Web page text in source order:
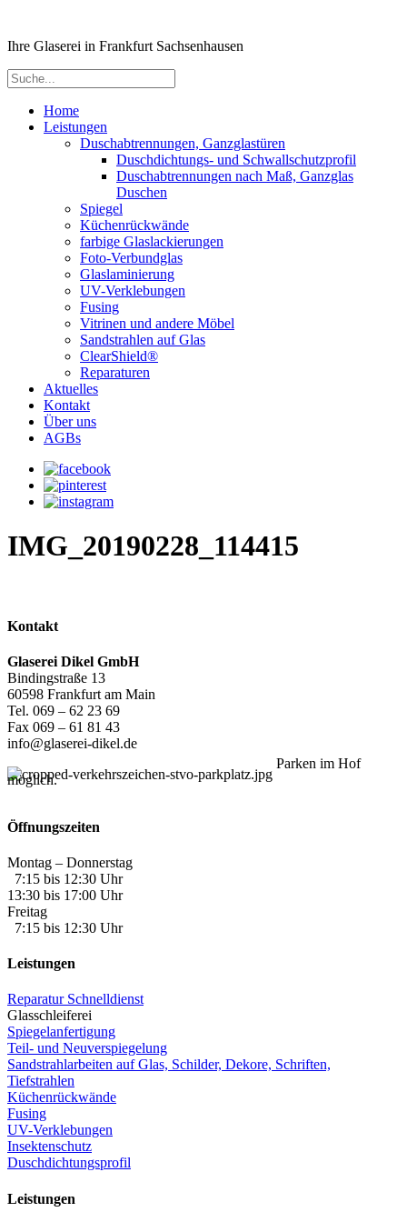
Ihre Glaserei in Frankfurt Sachsenhausen
Home
Leistungen
Duschabtrennungen, Ganzglastüren
Duschdichtungs- und Schwallschutzprofil
Duschabtrennungen nach Maß, Ganzglas
Duschen
Spiegel
Küchenrückwände
farbige Glaslackierungen
Foto-Verbundglas
Glaslaminierung
UV-Verklebungen
Fusing
Vitrinen und andere Möbel
Sandstrahlen auf Glas
ClearShield®
Reparaturen
Aktuelles
Kontakt
Über uns
AGBs
IMG_20190228_114415
Kontakt
Glaserei Dikel GmbH
Bindingstraße 13
60598 Frankfurt am Main
Tel. 069 – 62 23 69
Fax 069 – 61 81 43
info@glaserei-dikel.de
Parken im Hof
möglich.
Öffnungszeiten
Montag – Donnerstag
7:15 bis 12:30 Uhr
13:30 bis 17:00 Uhr
Freitag
7:15 bis 12:30 Uhr
Leistungen
Reparatur Schnelldienst
Glasschleiferei
Spiegelanfertigung
Teil- und Neuverspiegelung
Sandstrahlarbeiten auf Glas, Schilder, Dekore, Schriften,
Tiefstrahlen
Küchenrückwände
Fusing
UV-Verklebungen
Insektenschutz
Duschdichtungsprofil
Leistungen